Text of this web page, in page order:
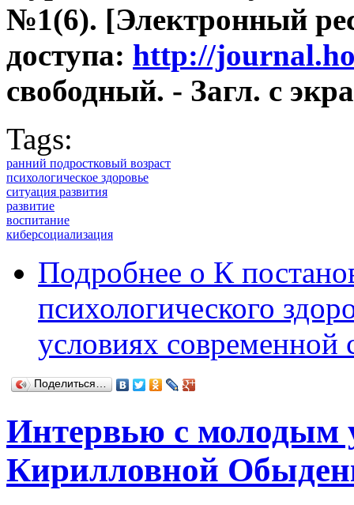
№1(6). [Электронный
доступа: http://
свободный. - Загл. с
Tags:
ранний подростковый возраст
психологическое здоровье
ситуация развития
развитие
воспитание
киберсоциализация
Подробнее о К
психологического
условиях современной
Поделиться…
Интервью с молодым
Кирилловной